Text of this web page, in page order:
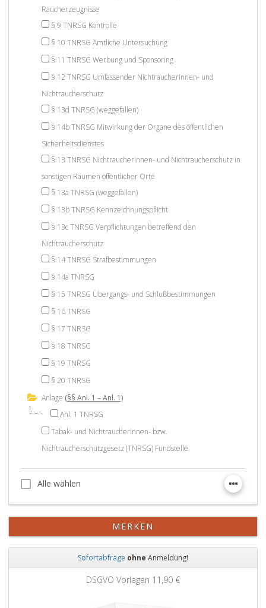
Raucherzeugnisse
§ 9 TNRSG Kontrolle
§ 10 TNRSG Amtliche Untersuchung
§ 11 TNRSG Werbung und Sponsoring
§ 12 TNRSG Umfassender Nichtraucherinnen- und
Nichtraucherschutz
§ 13d TNRSG (weggefallen)
§ 14b TNRSG Mitwirkung der Organe des öffentlichen
Sicherheitsdienstes
§ 13 TNRSG Nichtraucherinnen- und Nichtraucherschutz in
sonstigen Räumen öffentlicher Orte
§ 13a TNRSG (weggefallen)
§ 13b TNRSG Kennzeichnungspflicht
§ 13c TNRSG Verpflichtungen betreffend den
Nichtraucherschutz
§ 14 TNRSG Strafbestimmungen
§ 14a TNRSG
§ 15 TNRSG Übergangs- und Schlußbestimmungen
§ 16 TNRSG
§ 17 TNRSG
§ 18 TNRSG
§ 19 TNRSG
§ 20 TNRSG
Anlage (§§ Anl. 1 – Anl. 1)
Anl. 1 TNRSG
Tabak- und Nichtraucherinnen- bzw.
Nichtraucherschutzgesetz (TNRSG) Fundstelle
Alle wählen
Alle wählen
MERKEN
Sofortabfrage ohne Anmeldung!
DSGVO Vorlagen 11,90 €